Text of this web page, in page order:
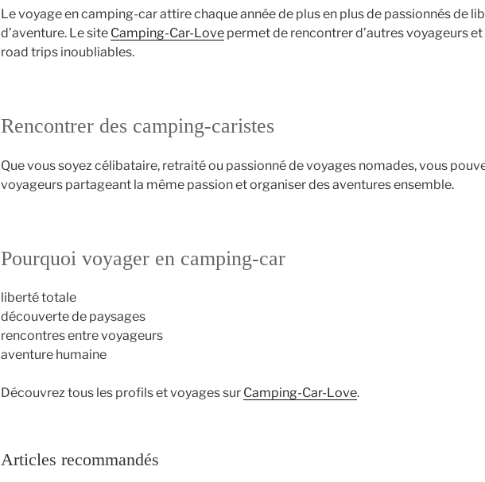
Le voyage en camping-car attire chaque année de plus en plus de passionnés de
d’aventure. Le site Camping-Car-Love permet de rencontrer d’autres voyageurs
road trips inoubliables.
Rencontrer des camping-caristes
Que vous soyez célibataire, retraité ou passionné de voyages nomades, vous
voyageurs partageant la même passion et organiser des aventures ensemble.
Pourquoi voyager en camping-car
liberté totale
découverte de paysages
rencontres entre voyageurs
aventure humaine
Découvrez tous les profils et voyages sur Camping-Car-Love.
Articles recommandés